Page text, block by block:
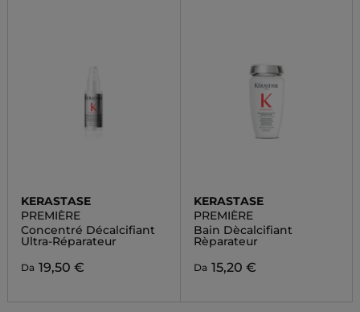
KERASTASE
PREMIÈRE
Concentré Décalcifiant
Ultra-Réparateur
Da 19,50 €
KERASTASE
PREMIÈRE
Bain Dècalcifiant
Rèparateur
Da 15,20 €